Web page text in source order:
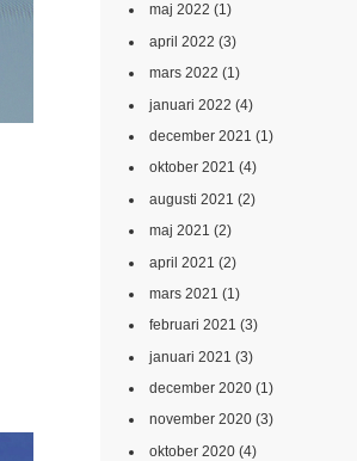
maj 2022 (1)
april 2022 (3)
mars 2022 (1)
januari 2022 (4)
december 2021 (1)
oktober 2021 (4)
augusti 2021 (2)
maj 2021 (2)
april 2021 (2)
mars 2021 (1)
februari 2021 (3)
januari 2021 (3)
december 2020(1)
november 2020(3)
oktober 2020(4)